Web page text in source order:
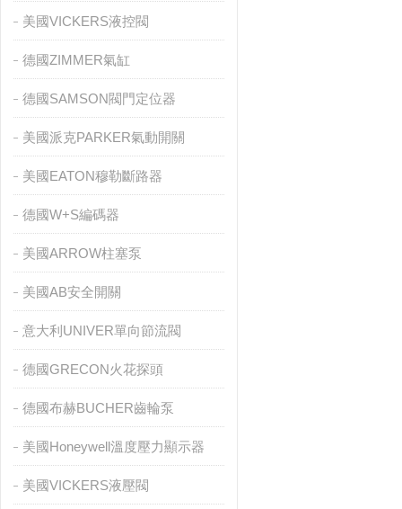
美國VICKERS液控閥
德國ZIMMER氣缸
德國SAMSON閥門定位器
美國派克PARKER氣動開關
美國EATON穆勒斷路器
德國W+S編碼器
美國ARROW柱塞泵
美國AB安全開關
意大利UNIVER單向節流閥
德國GRECON火花探頭
德國布赫BUCHER齒輪泵
美國Honeywell溫度壓力顯示器
美國VICKERS液壓閥